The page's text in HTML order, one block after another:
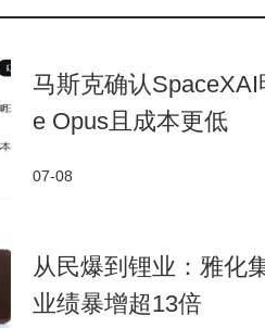
马斯克确认
e Opus且成本更低
07-08
从民爆到锂业：雅化
业绩暴增超13倍